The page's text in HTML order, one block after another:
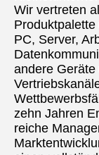
Wir vertreten
PC, Server,
andere
zehn Jahren
reiche